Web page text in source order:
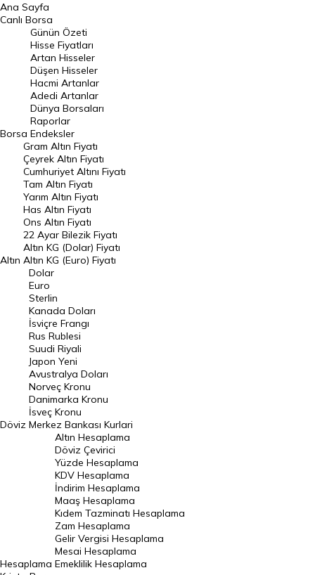
BIST 100 Hisseleri
En Çok Artan Hisseler
En Çok Düşen Hisseler
Hacmi Artanlar
Geçmiş Kapanışlar
Dünya Borsaları
Raporlar
Endeksler
DÖVİZ
Döviz Kuru
Dolar Kuru
Euro Kuru
Pound Kuru
Frank Kuru
Riyal Kuru
Avustralya Doları
Danimarka Kronu Kuru
Kanada Doları Kuru
Norveç Kronu Kuru
İsveç Kronu Kuru
Japon Yeni Kuru
Serbest Piyasa Döviz Kurları
Merkez Bankası Döviz Kurları
Altın Fiyatları
Ana Sayfa
Canlı Borsa
Borsa
Günün Özeti
Hisse Fiyatları
Artan Hisseler
Düşen Hisseler
Hacmi Artanlar
Adedi Artanlar
Dünya Borsaları
Raporlar
Endeksler
Altın
Gram Altın Fiyatı
Çeyrek Altın Fiyatı
Cumhuriyet Altını Fiyatı
Tam Altın Fiyatı
Yarım Altın Fiyatı
Has Altın Fiyatı
Ons Altın Fiyatı
22 Ayar Bilezik Fiyatı
Altın KG (Dolar) Fiyatı
Altın KG (Euro) Fiyatı
Döviz
Dolar
Euro
Sterlin
Kanada Doları
İsviçre Frangı
Rus Rublesi
Suudi Riyali
Japon Yeni
Avustralya Doları
Norveç Kronu
Danimarka Kronu
İsveç Kronu
Merkez Bankası Kurlari
Hesaplama
Altın Hesaplama
Döviz Çevirici
Yüzde Hesaplama
KDV Hesaplama
İndirim Hesaplama
Maaş Hesaplama
Kıdem Tazminatı Hesaplama
Zam Hesaplama
Gelir Vergisi Hesaplama
Mesai Hesaplama
Emeklilik Hesaplama